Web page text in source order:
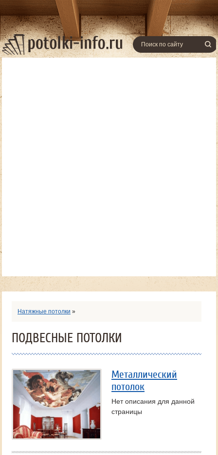
Натяжные потолки »
ПОДВЕСНЫЕ ПОТОЛКИ
Металлический
потолок
Нет описания для данной
страницы